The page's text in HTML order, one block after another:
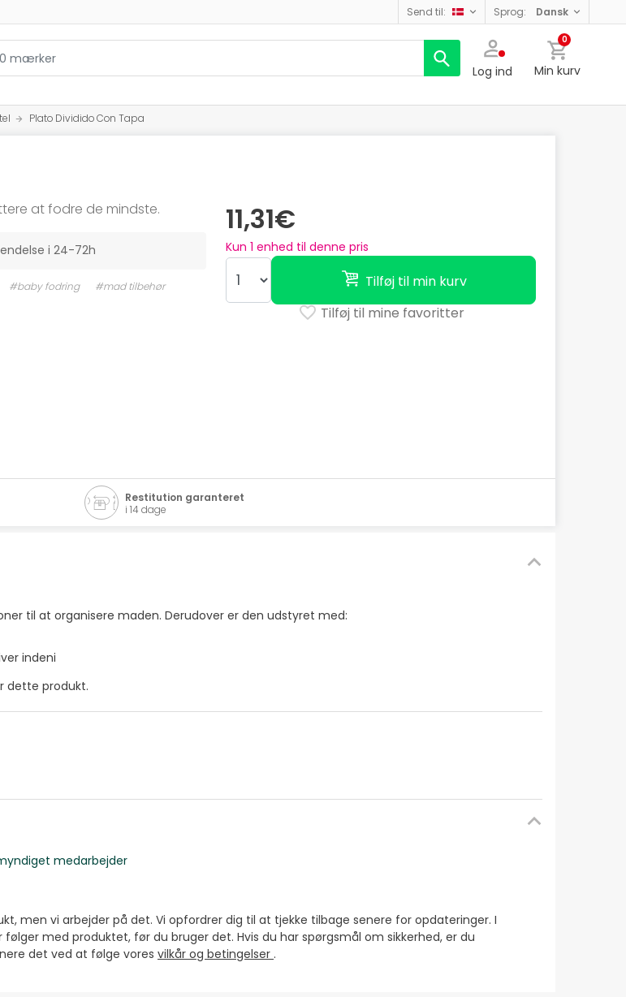
send til: sprog: dansk
Log ind
0
Min kurv
Plato Dividido Con Tapa
11,31€
Kun 1 enhed til denne pris
Tilføj til min kurv
Tilføj til mine favoritter
at fodre de mindste.
i 24-72h
#baby fodring
#mad tilbehør
Restitution garanteret
i 14 dage
til at organisere maden. Derudover er den udstyret med:
indeni
dette produkt.
medarbejder
men vi arbejder på det. Vi opfordrer dig til at tjekke tilbage senere for opdateringer. I
med produktet, før du bruger det. Hvis du har spørgsmål om sikkerhed, er du
det ved at følge vores vilkår og betingelser .